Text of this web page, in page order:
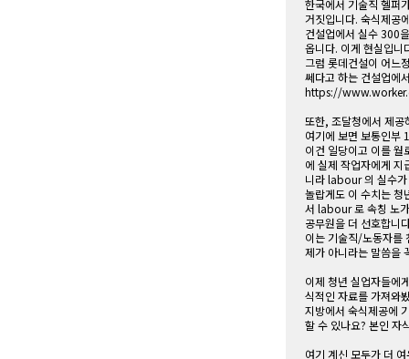
한국에서 기술직 헬퍼
거짓입니다. 숙식제공
건설업에서 실수 300
옵니다. 이게 현실입니
그럼 롯데건설이 어느
쎄다고 하는 건설업에
https://
또한, 조달청에서 제
여기에 보면 보통인부
이건 일당이고 이를
에 실제 작업자에게
니라 labour 의 실수
놀랍게도 이 수치는
서 labour 로 속칭 노
공무원을 더 선호합니
이는 기술직/노동자를
제가 아니라는 말씀을
이제 청년 실업자들에
식적인 자료를 가져와
지방에서 숙식제공에
할 수 있나요? 본인 자
여기 계신 모두가 더